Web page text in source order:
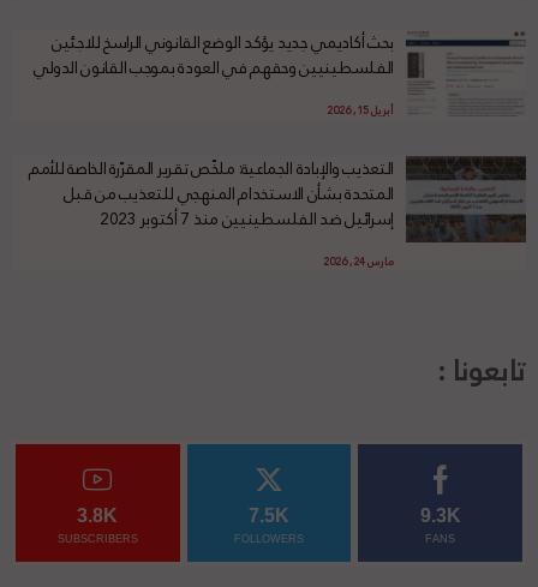
بحث أكاديمي جديد يؤكد الوضع القانوني الراسخ للاجئين
الفلسطينيين وحقهم في العودة بموجب القانون الدولي
أبريل 15, 2026
التعذيب والإبادة الجماعية: ملخّص تقرير المقرّرة الخاصة للأمم
المتحدة بشأن الاستخدام المنهجي للتعذيب من قبل
إسرائيل ضد الفلسطينيين منذ 7 أكتوبر 2023
مارس 24, 2026
تابعونا :
9.3K
FANS
7.5K
FOLLOWERS
3.8K
SUBSCRIBERS